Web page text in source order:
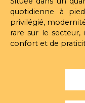
quotidienne à
privilégié,
rare sur le
confort et de